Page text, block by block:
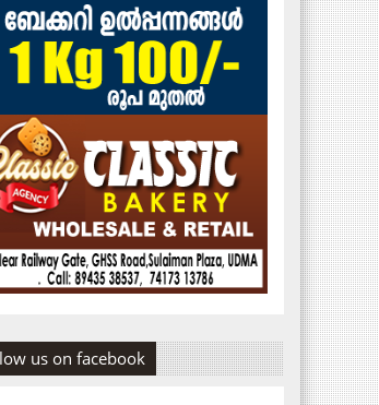
us on facebook